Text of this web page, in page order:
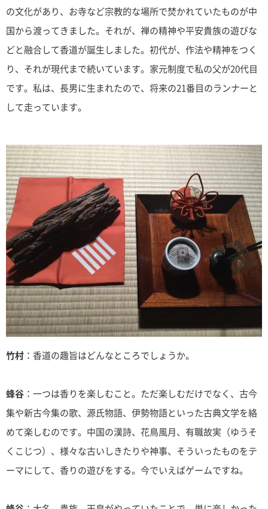
の文化があり、お寺など宗教的な場所で焚かれていたものが中
国から渡ってきました。それが、禅の精神や平安貴族の遊びな
どと融合して香道が誕生しました。初代が、作法や精神をつく
り、それが現代まで続いています。家元制度で私の父が20代目
です。私は、長男に生まれたので、将来の21番目のランナーと
して走っています。
竹村 ：香道の趣旨はどんなところでしょうか。
蜂谷 ：一つは香りを楽しむこと。ただ楽しむだけでなく、古今
集や新古今集の歌、源氏物語、伊勢物語といった古典文学を絡
めて楽しむのです。中国の漢詩、花鳥風月、有職故実（ゆうそ
くこじつ）、様々な古いしきたりや神事、そういったものをテ
ーマにして、香りの遊びをする。今でいえばゲームですね。